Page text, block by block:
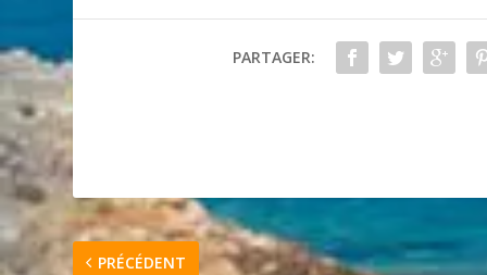
PARTAGER:
PRÉCÉDENT